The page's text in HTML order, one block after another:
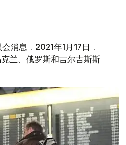
消息，2021年1月17日，
兰、俄罗斯和吉尔吉斯斯